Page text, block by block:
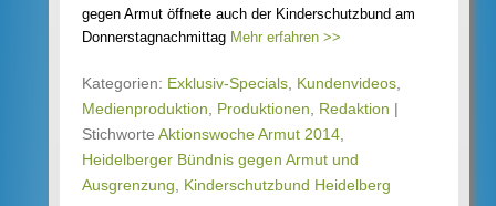
gegen Armut öffnete auch der Kinderschutzbund am
Donnerstagnachmittag Mehr erfahren >>
Kategorien: Exklusiv-Specials Kundenvideos
Medienproduktion
Produktionen Redaktion |
Stichworte Aktionswoche Armut 2014
Heidelberger Bündnis gegen Armut und
Ausgrenzung
Kinderschutzbund Heidelberg